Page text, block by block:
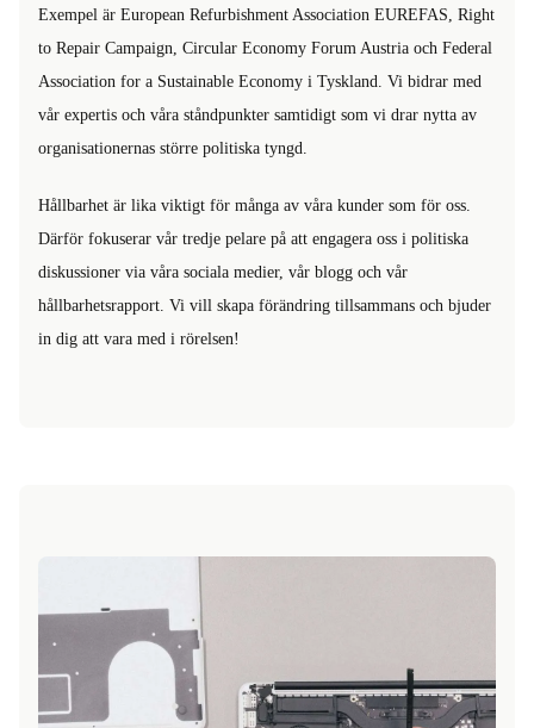
Exempel är European Refurbishment Association EUREFAS, Right
to Repair Campaign, Circular Economy Forum Austria och Federal
Association for a Sustainable Economy i Tyskland. Vi bidrar med
vår expertis och våra ståndpunkter samtidigt som vi drar nytta av
organisationernas större politiska tyngd.
Hållbarhet är lika viktigt för många av våra kunder som för oss.
Därför fokuserar vår tredje pelare på att engagera oss i politiska
diskussioner via våra sociala medier, vår blogg och vår
hållbarhetsrapport. Vi vill skapa förändring tillsammans och bjuder
in dig att vara med i rörelsen!